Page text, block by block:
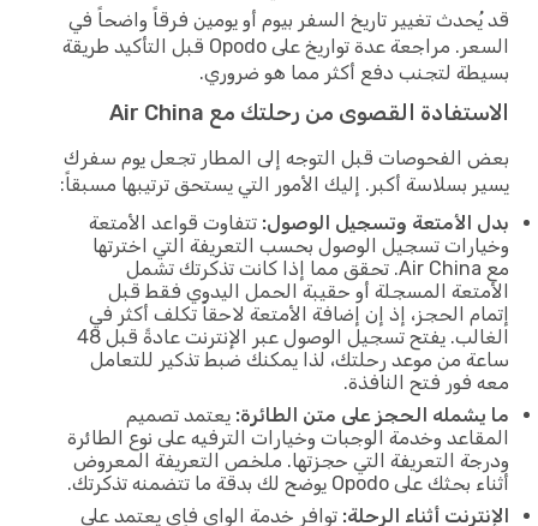
قد يُحدث تغيير تاريخ السفر بيوم أو يومين فرقاً واضحاً في
السعر. مراجعة عدة تواريخ على Opodo قبل التأكيد طريقة
بسيطة لتجنب دفع أكثر مما هو ضروري.
الاستفادة القصوى من رحلتك مع Air China
بعض الفحوصات قبل التوجه إلى المطار تجعل يوم سفرك
يسير بسلاسة أكبر. إليك الأمور التي يستحق ترتيبها مسبقاً:
بدل الأمتعة وتسجيل الوصول: تتفاوت قواعد الأمتعة
وخيارات تسجيل الوصول بحسب التعريفة التي اخترتها
مع Air China. تحقق مما إذا كانت تذكرتك تشمل
الأمتعة المسجلة أو حقيبة الحمل اليدوي فقط قبل
إتمام الحجز، إذ إن إضافة الأمتعة لاحقاً تكلف أكثر في
الغالب. يفتح تسجيل الوصول عبر الإنترنت عادةً قبل 48
ساعة من موعد رحلتك، لذا يمكنك ضبط تذكير للتعامل
معه فور فتح النافذة.
ما يشمله الحجز على متن الطائرة: يعتمد تصميم
المقاعد وخدمة الوجبات وخيارات الترفيه على نوع الطائرة
ودرجة التعريفة التي حجزتها. ملخص التعريفة المعروض
أثناء بحثك على Opodo يوضح لك بدقة ما تتضمنه تذكرتك.
الإنترنت أثناء الرحلة: توافر خدمة الواي فاي يعتمد على